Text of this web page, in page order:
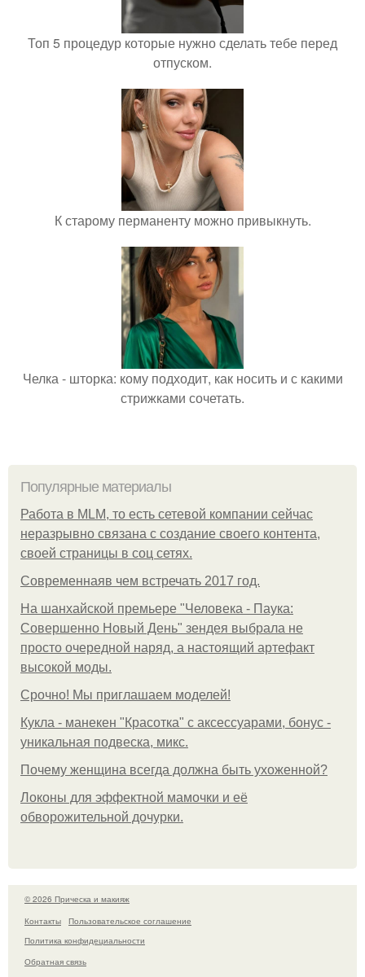
Топ 5 процедур которые нужно сделать тебе перед
отпуском.
К старому перманенту можно привыкнуть.
Челка - шторка: кому подходит, как носить и с какими
стрижками сочетать.
Популярные материалы
Работа в MLM, то есть сетевой компании сейчас
неразрывно связана с создание своего контента,
своей страницы в соц сетях.
Современнаяв чем встречать 2017 год.
На шанхайской премьере "Человека - Паука:
Совершенно Новый День" зендея выбрала не
просто очередной наряд, а настоящий артефакт
высокой моды.
Срочно! Мы приглашаем моделей!
Кукла - манекен "Красотка" с аксессуарами, бонус -
уникальная подвеска, микс.
Почему женщина всегда должна быть ухоженной?
Локоны для эффектной мамочки и её
обворожительной дочурки.
© 2026 Прическа и макияж
Контакты
Пользовательское соглашение
Политика конфидециальности
Обратная связь